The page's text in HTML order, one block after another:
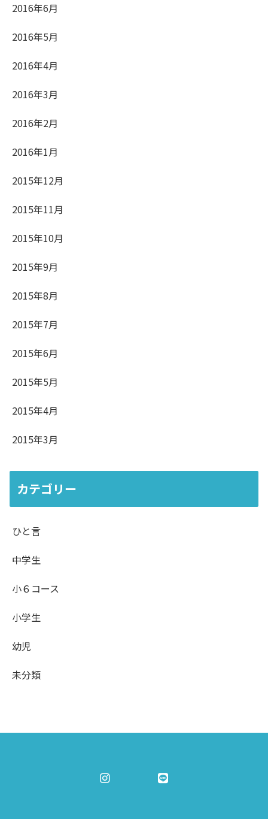
2016年6月
2016年5月
2016年4月
2016年3月
2016年2月
2016年1月
2015年12月
2015年11月
2015年10月
2015年9月
2015年8月
2015年7月
2015年6月
2015年5月
2015年4月
2015年3月
カテゴリー
ひと言
中学生
小６コース
小学生
幼児
未分類